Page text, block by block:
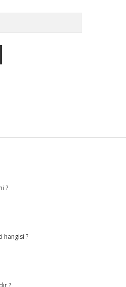
?
hangisi ?
?